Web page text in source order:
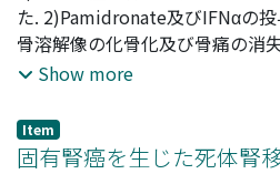
村, 壽一;日置, 琢一;杉村, 芳樹;
KOBAYASHI, Kazuaki;ARIMA,
Makoto; TOCHIGI, Hiromi
た. 2)Pamidronate及びIFNαの
骨溶解像の化骨化及び骨痛の消
失した. 3)多発性骨転移, 高Ca血
Show more
Item
固有腎癌を生じた死体腎